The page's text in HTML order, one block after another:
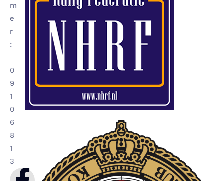
m
e
r
:
0
9
1
0
6
8
1
3